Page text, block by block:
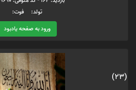
تولد: فوت:
ورود به صفحه یادبود
(23)